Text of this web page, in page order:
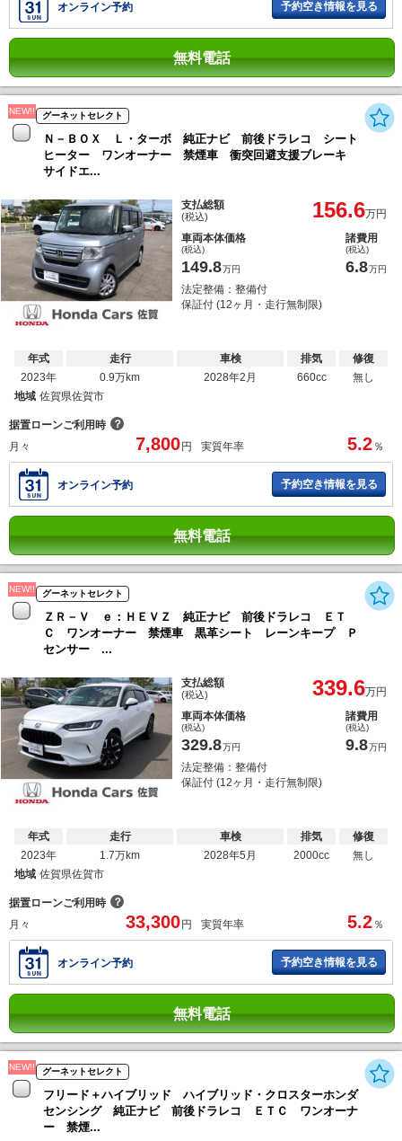
オンライン予約 予約空き情報を見る
無料電話
NEW!! グーネットセレクト
Ｎ－ＢＯＸ Ｌ・ターボ 純正ナビ 前後ドラレコ シート
ヒーター ワンオーナー 禁煙車 衝突回避支援ブレーキ
サイドエ...
支払総額
(税込) 156.6万円
車両本体価格
(税込)
149.8万円
諸費用
(税込)
6.8万円
法定整備：整備付
保証付 (12ヶ月・走行無制限)
年式
2023年
走行
0.9万km
車検
2028年2月
排気
660cc
修復
無し
地域 佐賀県佐賀市
据置ローンご利用時 ？
月々
7,800円 実質年率 5.2 ％
オンライン予約 予約空き情報を見る
無料電話
NEW!! グーネットセレクト
ＺＲ－Ｖ ｅ：ＨＥＶＺ 純正ナビ 前後ドラレコ ＥＴ
Ｃ ワンオーナー 禁煙車 黒革シート レーンキープ Ｐ
センサー ...
支払総額
(税込) 339.6万円
車両本体価格
(税込)
329.8万円
諸費用
(税込)
9.8万円
法定整備：整備付
保証付 (12ヶ月・走行無制限)
年式
2023年
走行
1.7万km
車検
2028年5月
排気
2000cc
修復
無し
地域 佐賀県佐賀市
据置ローンご利用時 ？
月々
33,300円 実質年率 5.2 ％
オンライン予約 予約空き情報を見る
無料電話
NEW!! グーネットセレクト
フリード＋ハイブリッド ハイブリッド・クロスターホンダ
センシング 純正ナビ 前後ドラレコ ＥＴＣ ワンオーナ
ー 禁煙...